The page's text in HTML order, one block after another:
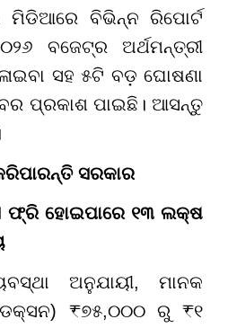
ବିଭିନ୍ନ ରିପୋର୍ଟ
ବଜେଟ୍ର ଅର୍ଥମନ୍ତ୍ରୀ
ସହ ୫ଟି ବଡ଼ ଘୋଷଣା
ପ୍ରକାଶ ପାଇଛି। ଆସନ୍ତୁ
ସରକାର
ଫ୍ରି ହୋଇପାରେ ୧୩ ଲକ୍ଷ
ଅନୁଯାୟୀ, ମାନକ
₹୭୫,୦୦୦ ରୁ ₹୧